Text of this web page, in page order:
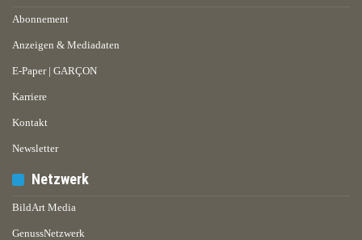
Abonnement
Anzeigen & Mediadaten
E-Paper | GARÇON
Karriere
Kontakt
Newsletter
Netzwerk
BildArt Media
GenussNetzwerk